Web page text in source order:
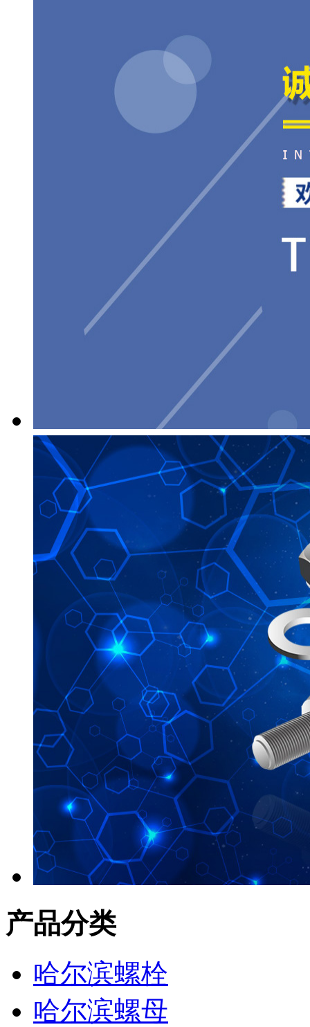
产品分类
哈尔滨螺栓
哈尔滨螺母